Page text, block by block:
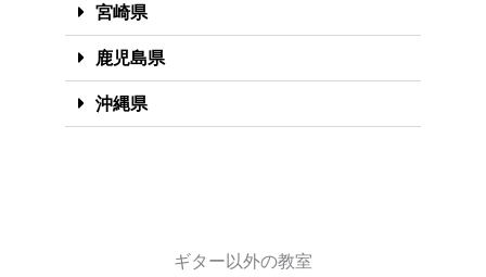
宮崎県
鹿児島県
沖縄県
ギター以外の教室